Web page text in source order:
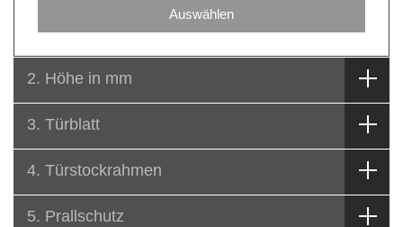
2. Höhe in mm
3. Türblatt
4. Türstockrahmen
5. Prallschutz